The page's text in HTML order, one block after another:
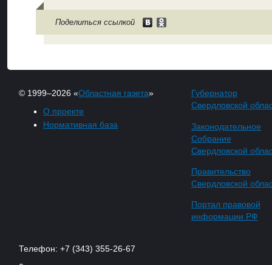
Поделиться ссылкой
© 1999–2026 «Областная газета»
О проекте
Нормативная база
Губернатор
Свердловской
Законодательное
Собрание
Свердловской
Правительство
Свердловской
Портал правовой
информации РФ
Телефон: +7 (343) 355-26-67